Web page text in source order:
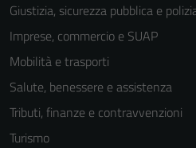
Giustizia, sicurezza pubblica e
Imprese, commercio e SUAP
Mobilità e trasporti
Salute, benessere e assistenza
Tributi, finanze e contravvenzioni
Turismo